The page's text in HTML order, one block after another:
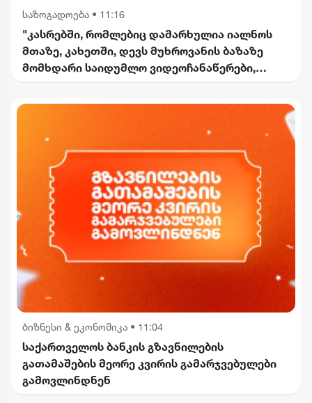
საზოგადოება • 11:16
"კასრებში, რომლებიც დამარხულია იალნოს
მთაზე, კახეთში, დევს მუხროვანის ბაზაზე
მომხდარი საიდუმლო ვიდეოჩანაწერები,
ბიზნესი & ეკონომიკა • 11:04
საქართველოს ბანკის გზავნილების
გათამაშების მეორე კვირის გამარჯვებულები
გამოვლინდნენ